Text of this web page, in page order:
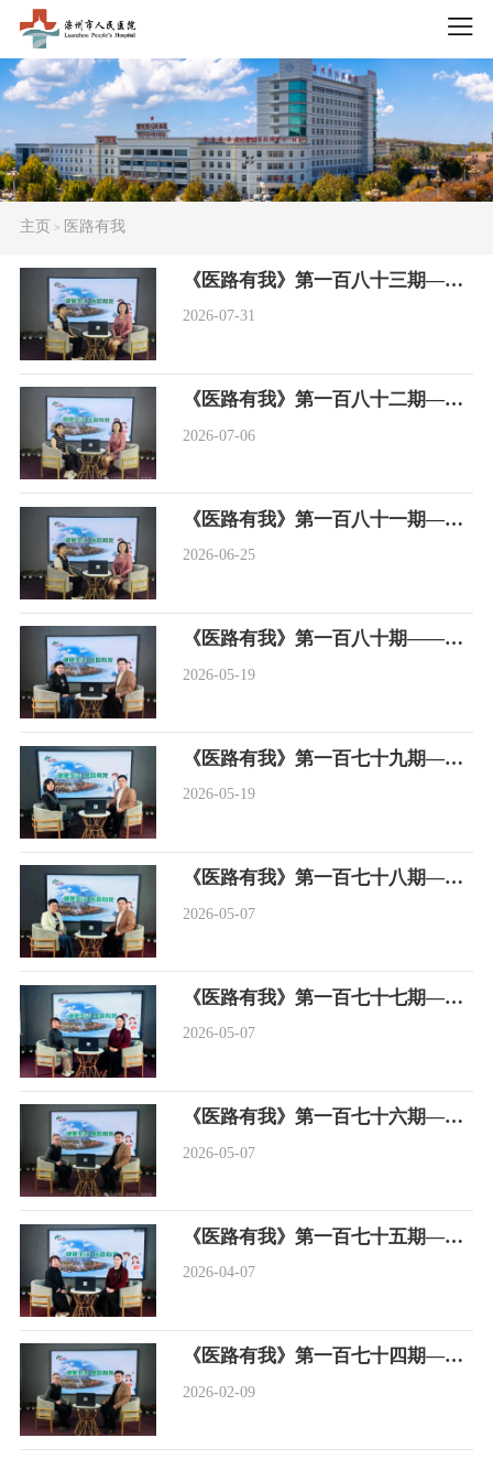
主页 > 医路有我
《医路有我》第一百八十三期——二价HPV疫苗预防宫颈癌，性价比之选也是“优等生”
2026-07-31
《医路有我》第一百八十二期——远离无声杀手，科学管理血脂，守护心脑健康
2026-07-06
《医路有我》第一百八十一期——麻腮风疫苗科普
2026-06-25
《医路有我》第一百八十期——精准碎石，健康无忧
2026-05-19
《医路有我》第一百七十九期——远离肥胖，享“瘦”健康！
2026-05-19
《医路有我》第一百七十八期——颈动脉超声科普知识
2026-05-07
《医路有我》第一百七十七期——岁月静好，需有“她”守护：从妇科三大癌谈老年女性体检
2026-05-07
《医路有我》第一百七十六期——血滤(CRRT)与普通透析有何不同?
2026-05-07
《医路有我》第一百七十五期——打了HPV疫苗，为什么还要做TCT和HPV筛查？
2026-04-07
《医路有我》第一百七十四期——气管切开，你真的了解吗?
2026-02-09